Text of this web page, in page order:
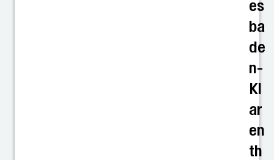
es
ba
de
n-
Kl
ar
en
th